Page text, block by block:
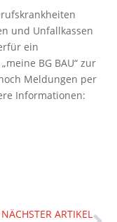
und Unfallkassen
ein
BG BAU“ zur
Meldungen per
Informationen:
NÄCHSTER ARTIKEL